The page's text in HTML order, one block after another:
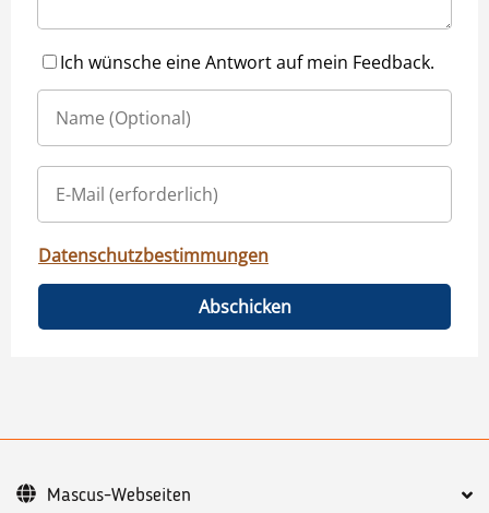
Ich wünsche eine Antwort auf mein Feedback.
Datenschutzbestimmungen
Abschicken
Mascus-Webseiten